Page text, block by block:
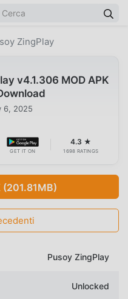
ZingPlay
v4.1.306 MOD APK
6, 2025
GET IT ON
4.3 ★
1698 RATINGS
(201.81MB)
Pusoy ZingPlay
Unlocked